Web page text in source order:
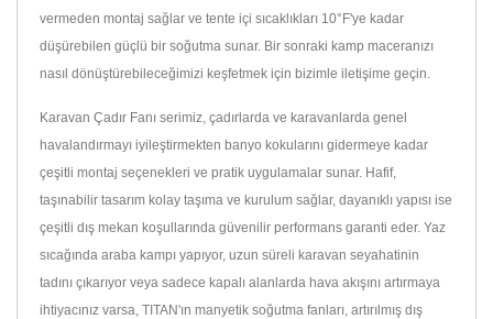
vermeden montaj sağlar ve tente içi sıcaklıkları 10°F'ye kadar
düşürebilen güçlü bir soğutma sunar. Bir sonraki kamp maceranızı
nasıl dönüştürebileceğimizi keşfetmek için bizimle iletişime geçin.
Karavan Çadır Fanı serimiz, çadırlarda ve karavanlarda genel
havalandırmayı iyileştirmekten banyo kokularını gidermeye kadar
çeşitli montaj seçenekleri ve pratik uygulamalar sunar. Hafif,
taşınabilir tasarım kolay taşıma ve kurulum sağlar, dayanıklı yapısı ise
çeşitli dış mekan koşullarında güvenilir performans garanti eder. Yaz
sıcağında araba kampı yapıyor, uzun süreli karavan seyahatinin
tadını çıkarıyor veya sadece kapalı alanlarda hava akışını artırmaya
ihtiyacınız varsa, TITAN'ın manyetik soğutma fanları, artırılmış dış